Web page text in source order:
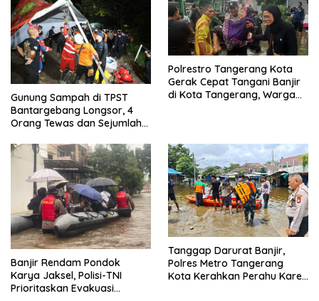
Gunung Sampah di TPST
Bantargebang Longsor, 4
Orang Tewas dan Sejumlah
Polrestro Tangerang Kota
Gerak Cepat Tangani Banjir
di Kota Tangerang, Warga
Banjir Rendam Pondok
Karya Jaksel, Polisi-TNI
Prioritaskan Evakuasi
Tanggap Darurat Banjir,
Polres Metro Tangerang
Kota Kerahkan Perahu Karet